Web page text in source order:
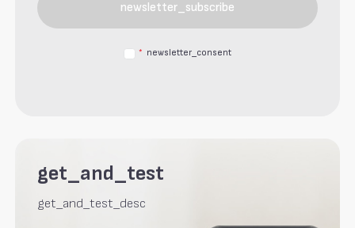
newsletter_subscribe
* newsletter_consent
get_and_test
get_and_test_desc